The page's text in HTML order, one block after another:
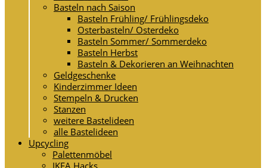
Basteln nach Saison
Basteln Frühling/ Frühlingsdeko
Osterbasteln/ Osterdeko
Basteln Sommer/ Sommerdeko
Basteln Herbst
Basteln & Dekorieren an Weihnachten
Geldgeschenke
Kinderzimmer Ideen
Stempeln & Drucken
Stanzen
weitere Bastelideen
alle Bastelideen
Upcycling
Palettenmöbel
IKEA Hacks